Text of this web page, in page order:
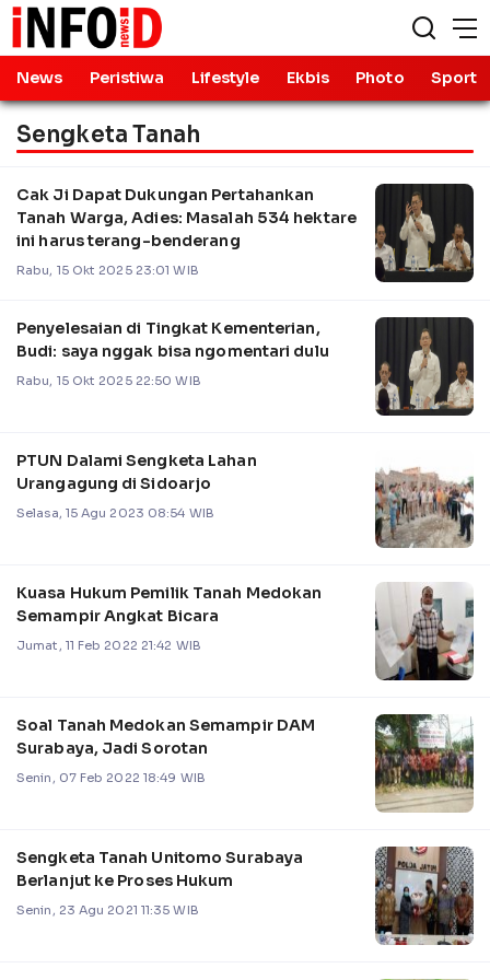
News Peristiwa Lifestyle Ekbis Photo Sport
Sengketa Tanah
Cak Ji Dapat Dukungan Pertahankan
Tanah Warga, Adies: Masalah 534 hektare
ini harus terang-benderang
Rabu, 15 Okt 2025 23:01 WIB
Penyelesaian di Tingkat Kementerian,
Budi: saya nggak bisa ngomentari dulu
Rabu, 15 Okt 2025 22:50 WIB
PTUN Dalami Sengketa Lahan
Urangagung di Sidoarjo
Selasa, 15 Agu 2023 08:54 WIB
Kuasa Hukum Pemilik Tanah Medokan
Semampir Angkat Bicara
Jumat, 11 Feb 2022 21:42 WIB
Soal Tanah Medokan Semampir DAM
Surabaya, Jadi Sorotan
Senin, 07 Feb 2022 18:49 WIB
Sengketa Tanah Unitomo Surabaya
Berlanjut ke Proses Hukum
Senin, 23 Agu 2021 11:35 WIB